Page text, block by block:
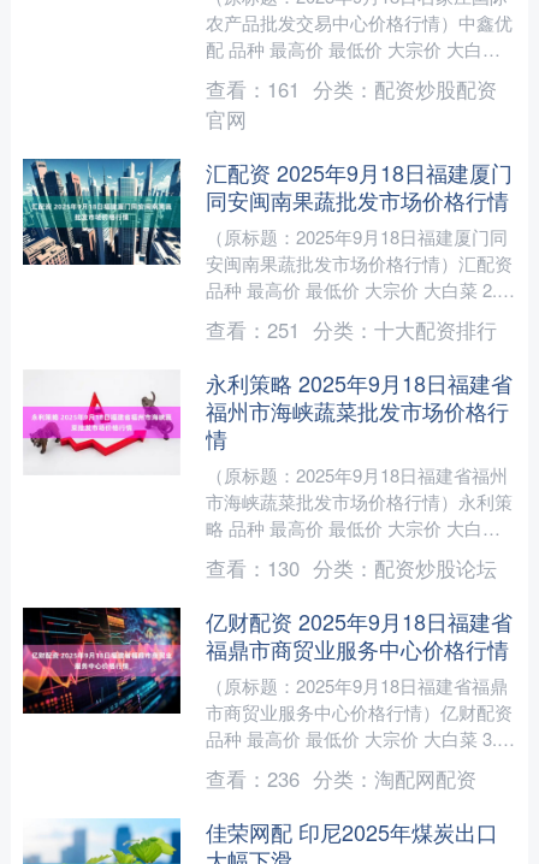
农产品批发交易中心价格行情）中鑫优
配 品种 最高价 最低价 大宗价 大白菜
1.30 1.30 1.30 油菜 4.00....
查看： 161 分类： 配资炒股配资
官网
汇配资 2025年9月18日福建厦门
同安闽南果蔬批发市场价格行情
（原标题：2025年9月18日福建厦门同
安闽南果蔬批发市场价格行情）汇配资
品种 最高价 最低价 大宗价 大白菜 2.20
1.20 1.40 油菜 6.00 ....
查看： 251 分类： 十大配资排行
永利策略 2025年9月18日福建省
福州市海峡蔬菜批发市场价格行
情
（原标题：2025年9月18日福建省福州
市海峡蔬菜批发市场价格行情）永利策
略 品种 最高价 最低价 大宗价 大白菜
6.56 0.20 2.22 生菜 16.0....
查看： 130 分类： 配资炒股论坛
亿财配资 2025年9月18日福建省
福鼎市商贸业服务中心价格行情
（原标题：2025年9月18日福建省福鼎
市商贸业服务中心价格行情）亿财配资
品种 最高价 最低价 大宗价 大白菜 3.20
1.50 2.30 小白菜 4.40....
查看： 236 分类： 淘配网配资
佳荣网配 印尼2025年煤炭出口